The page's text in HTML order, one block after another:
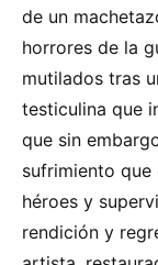
de un
horrores de la
mutilados tras
testiculina que
que sin
sufrimiento
héroes y
rendición y